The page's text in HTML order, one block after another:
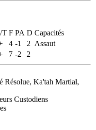
T F PA D Capacités
4 -1 2 Assaut
7 -2 2
Résolue, Ka'tah Martial,
Custodiens